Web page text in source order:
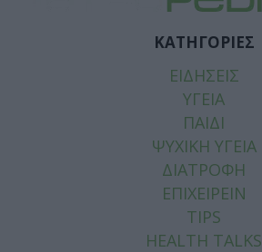
ΚΑΤΗΓΟΡΙΕΣ
ΕΙΔΗΣΕΙΣ
ΥΓΕΙΑ
ΠΑΙΔΙ
ΨΥΧΙΚΗ ΥΓΕΙΑ
ΔΙΑΤΡΟΦΗ
ΕΠΙΧΕΙΡΕΙΝ
TIPS
HEALTH TALKS